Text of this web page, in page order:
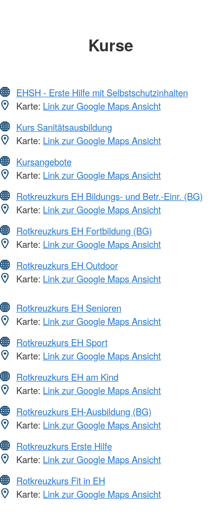
Kurse
EHSH - Erste Hilfe mit Selbstschutzinhalten
Karte: Link zur Google Maps Ansicht
Kurs Sanitätsausbildung
Karte: Link zur Google Maps Ansicht
Kursangebote
Karte: Link zur Google Maps Ansicht
Rotkreuzkurs EH Bildungs- und Betr.-Einr. (BG)
Karte: Link zur Google Maps Ansicht
Rotkreuzkurs EH Fortbildung (BG)
Karte: Link zur Google Maps Ansicht
Rotkreuzkurs EH Outdoor
Karte: Link zur Google Maps Ansicht
Rotkreuzkurs EH Senioren
Karte: Link zur Google Maps Ansicht
Rotkreuzkurs EH Sport
Karte: Link zur Google Maps Ansicht
Rotkreuzkurs EH am Kind
Karte: Link zur Google Maps Ansicht
Rotkreuzkurs EH-Ausbildung (BG)
Karte: Link zur Google Maps Ansicht
Rotkreuzkurs Erste Hilfe
Karte: Link zur Google Maps Ansicht
Rotkreuzkurs Fit in EH
Karte: Link zur Google Maps Ansicht